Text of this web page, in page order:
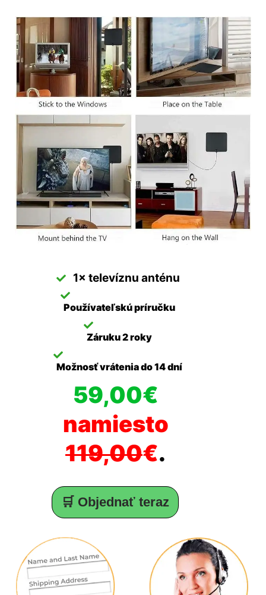
1× televíznu anténu
Používateľskú príručku
Záruku 2 roky
Možnosť vrátenia do 14 dní
59,00€
namiesto
119,00€.
🛒 Objednať teraz